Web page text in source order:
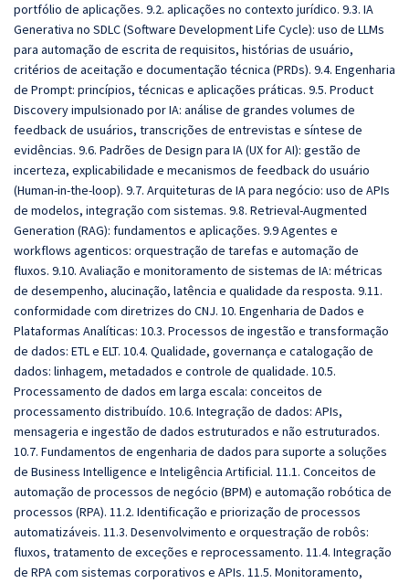
portfólio de aplicações. 9.2. aplicações no contexto jurídico. 9.3. IA
Generativa no SDLC (Software Development Life Cycle): uso de LLMs
para automação de escrita de requisitos, histórias de usuário,
critérios de aceitação e documentação técnica (PRDs). 9.4. Engenharia
de Prompt: princípios, técnicas e aplicações práticas. 9.5. Product
Discovery impulsionado por IA: análise de grandes volumes de
feedback de usuários, transcrições de entrevistas e síntese de
evidências. 9.6. Padrões de Design para IA (UX for AI): gestão de
incerteza, explicabilidade e mecanismos de feedback do usuário
(Human-in-the-loop). 9.7. Arquiteturas de IA para negócio: uso de APIs
de modelos, integração com sistemas. 9.8. Retrieval-Augmented
Generation (RAG): fundamentos e aplicações. 9.9 Agentes e
workflows agenticos: orquestração de tarefas e automação de
fluxos. 9.10. Avaliação e monitoramento de sistemas de IA: métricas
de desempenho, alucinação, latência e qualidade da resposta. 9.11.
conformidade com diretrizes do CNJ. 10. Engenharia de Dados e
Plataformas Analíticas: 10.3. Processos de ingestão e transformação
de dados: ETL e ELT. 10.4. Qualidade, governança e catalogação de
dados: linhagem, metadados e controle de qualidade. 10.5.
Processamento de dados em larga escala: conceitos de
processamento distribuído. 10.6. Integração de dados: APIs,
mensageria e ingestão de dados estruturados e não estruturados.
10.7. Fundamentos de engenharia de dados para suporte a soluções
de Business Intelligence e Inteligência Artificial. 11.1. Conceitos de
automação de processos de negócio (BPM) e automação robótica de
processos (RPA). 11.2. Identificação e priorização de processos
automatizáveis. 11.3. Desenvolvimento e orquestração de robôs:
fluxos, tratamento de exceções e reprocessamento. 11.4. Integração
de RPA com sistemas corporativos e APIs. 11.5. Monitoramento,